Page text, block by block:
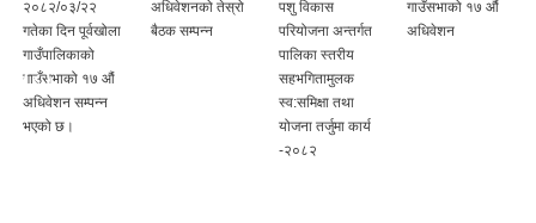
२०८२/०३/२२
गतेका दिन पूर्वखोला
गाउँपालिकाको
गाउँसभाको १७ औं
अधिवेशन सम्पन्न
भएको छ।
अधिवेशनको तेस्रो
बैठक सम्पन्न
पशु विकास
परियोजना अन्तर्गत
पालिका स्तरीय
सहभगितामुलक
स्व:समिक्षा तथा
योजना तर्जुमा कार्य
-२०८२
गाउँसभाको १७ औं
अधिवेशन